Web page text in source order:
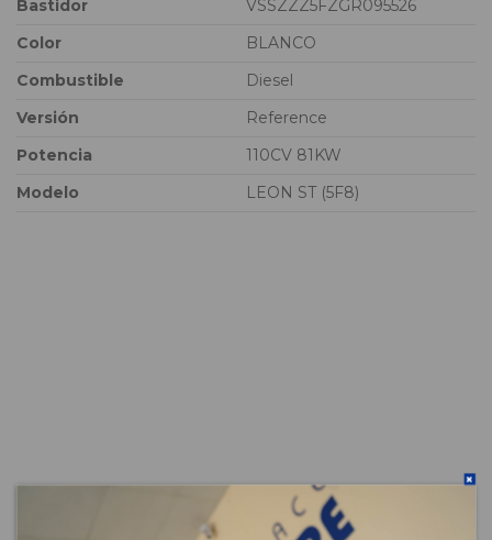
Bastidor
VSSZZZ5FZGR095526
Color
BLANCO
Combustible
Diesel
Versión
Reference
Potencia
110CV 81KW
Modelo
LEON ST (5F8)